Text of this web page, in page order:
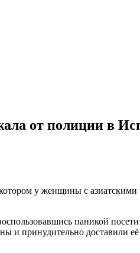
от полиции в
у женщины с
паникой
и принудительно доставили её